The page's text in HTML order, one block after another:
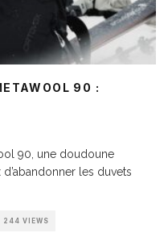
90 :
90, une doudoune
les duvets
244 VIEWS